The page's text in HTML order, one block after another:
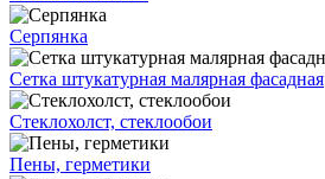
Серпянка
Сетка штукатурная малярная фасадная
Стеклохолст, стеклообои
Пены, герметики